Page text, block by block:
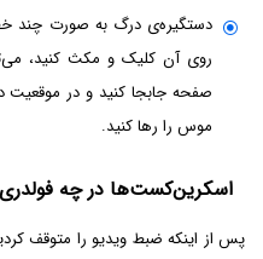
دستگیره‌ی درگ به صورت چند
روی آن کلیک و مکث کنید،
صفحه جابجا کنید و در
موس را رها کنید.
اسکرین‌کست‌ها در چه
پس از اینکه ضبط ویدیو را متوقف